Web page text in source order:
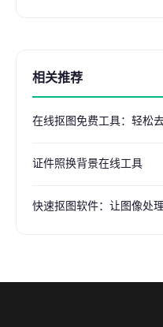
相关推荐
在线抠图免费工具：轻松
证件照换背景在线工具
快速抠图软件：让图像处